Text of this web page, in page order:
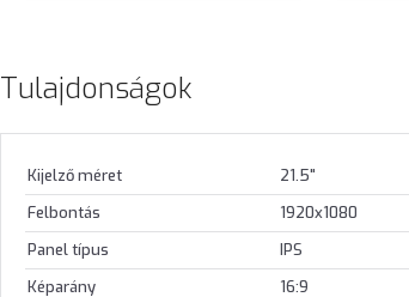
Tulajdonságok
Kijelző méret
21.5"
Felbontás
1920x1080
Panel típus
IPS
Képarány
16:9